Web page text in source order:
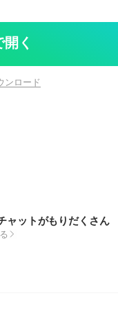
く
ンロード
ャットがもりだくさん